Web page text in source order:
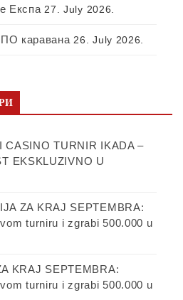
Експа 27. July 2026.
каравана 26. July 2026.
CASINO TURNIR IKADA –
EKSKLUZIVNO U
ZA KRAJ SEPTEMBRA:
turniru i zgrabi 500.000 u
KRAJ SEPTEMBRA:
turniru i zgrabi 500.000 u